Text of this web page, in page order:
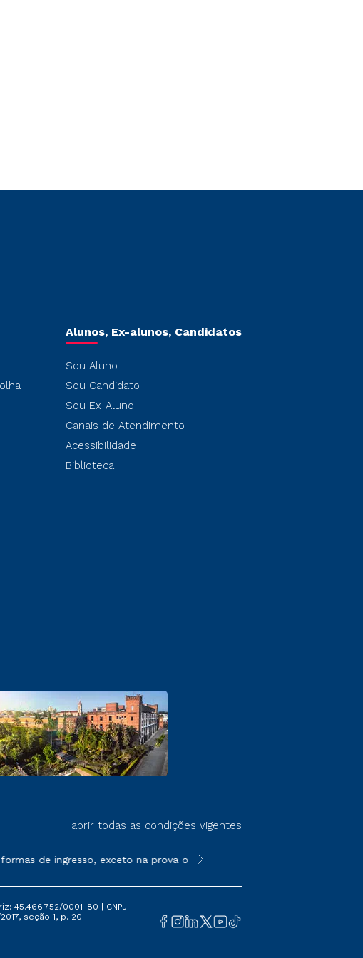
Alunos, Ex-alunos, Candidatos
Sou Aluno
Sou Candidato
Sou Ex-Aluno
Canais de Atendimento
Acessibilidade
Biblioteca
abrir todas as condições vigentes
de ingresso, exceto na prova on-line ou agendada, que
**Semipresencial é um formato do
45.466.752/0001-80 | CNPJ
seção 1, p. 20